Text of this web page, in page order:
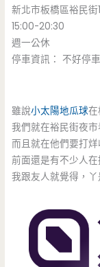
新北市板橋區裕民
15:00-20:30
週一公休
停車資訊： 不好停
雖說小太陽地瓜球
我們就在裕民街夜
而且就在他們要打
前面還是有不少人
我跟友人就覺得，